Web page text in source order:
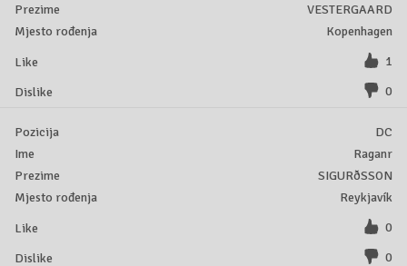
VESTERGAARD
Kopenhagen
1
0
DC
Raganr
SIGURðSSON
Reykjavík
0
0